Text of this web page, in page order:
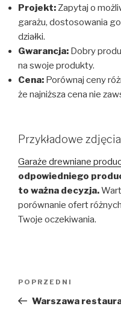
Projekt:Zapytaj o
garażu, dostosowania
działki.
Gwarancja: Dobry
na swoje produkty.
Cena: Porównaj ceny
że najniższa cena nie
Przykładowe
Garaże drewniane
odpowiedniego
to ważna decyzja.
porównanie ofert
Twoje oczekiwania.
Poprzedni
wpis
POPRZEDNI
Warszawa